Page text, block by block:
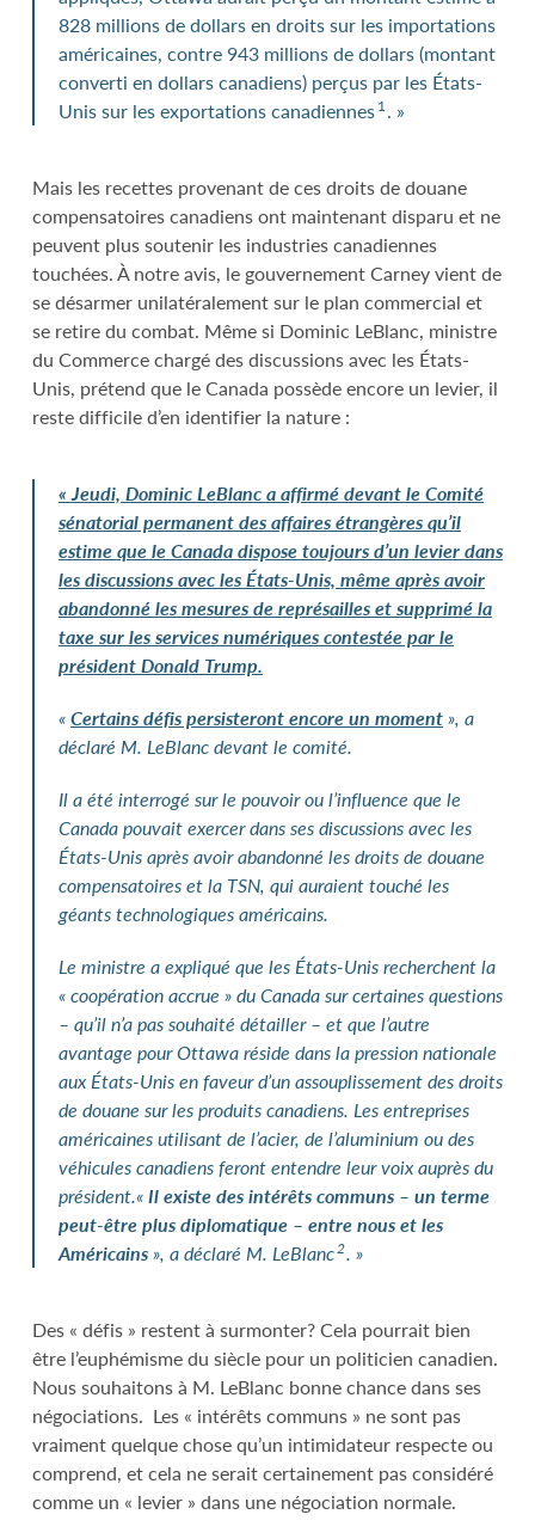
828 millions de dollars en droits sur les importations
américaines, contre 943 millions de dollars (montant
converti en dollars canadiens) perçus par les États-
Unis sur les exportations canadiennes1. »
Mais les recettes provenant de ces droits de douane
compensatoires canadiens ont maintenant disparu et ne
peuvent plus soutenir les industries canadiennes
touchées. À notre avis, le gouvernement Carney vient de
se désarmer unilatéralement sur le plan commercial et
se retire du combat. Même si Dominic LeBlanc, ministre
du Commerce chargé des discussions avec les États-
Unis, prétend que le Canada possède encore un levier, il
reste difficile d’en identifier la nature :
« Jeudi, DominicLeBlanc a affirmé devant le Comité
sénatorial permanent des affaires étrangères qu’il
estime que le Canada dispose toujours d’un levier dans
les discussions avec les États-Unis, même après avoir
abandonné les mesures de représailles et supprimé la
taxe sur les services numériques contestée par le
président Donald Trump.
«Certains défis persisteront encore un moment», a
déclaré M. LeBlanc devant le comité.
Il a été interrogé sur le pouvoir ou l’influence que le
Canada pouvait exercer dans ses discussions avec les
États-Unis après avoir abandonné les droits de douane
compensatoires et la TSN, qui auraient touché les
géants technologiques américains.
Le ministre a expliqué que les États-Unis recherchent la
« coopération accrue » du Canada sur certaines questions
– qu’il n’a pas souhaité détailler – et que l’autre
avantage pour Ottawa réside dans la pression nationale
aux États-Unis en faveur d’un assouplissement des droits
de douane sur les produits canadiens. Les entreprises
américaines utilisant de l’acier, de l’aluminium ou des
véhicules canadiens feront entendre leur voix auprès du
président.«Il existe des intérêts communs – un terme
peut-être plus diplomatique – entre nous et les
Américains», a déclaré M. LeBlanc2. »
Des « défis » restent à surmonter? Cela pourrait bien
être l’euphémisme du siècle pour un politicien canadien.
Nous souhaitons à M. LeBlanc bonne chance dans ses
négociations. Les « intérêts communs » ne sont pas
vraiment quelque chose qu’un intimidateur respecte ou
comprend, et cela ne serait certainement pas considéré
comme un « levier » dans une négociation normale.